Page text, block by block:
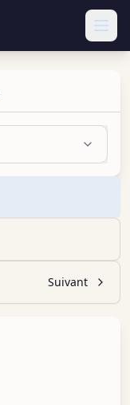
Suivant